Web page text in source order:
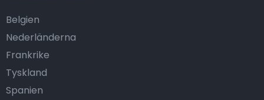
Belgien
Nederländerna
Frankrike
Tyskland
Spanien